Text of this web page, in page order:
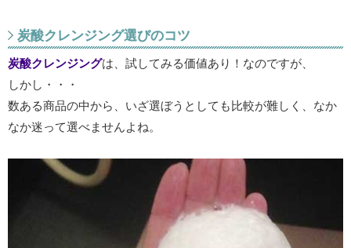
炭酸クレンジング選びのコツ
炭酸クレンジングは、試してみる価値あり！なのですが、
しかし・・・
数ある商品の中から、いざ選ぼうとしても比較が難しく、なか
なか迷って選べませんよね。